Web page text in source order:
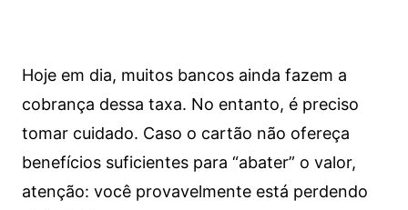
Hoje em dia, muitos bancos ainda fazem a
cobrança dessa taxa. No entanto, é preciso
tomar cuidado. Caso o cartão não ofereça
benefícios suficientes para “abater” o valor,
atenção: você provavelmente está perdendo